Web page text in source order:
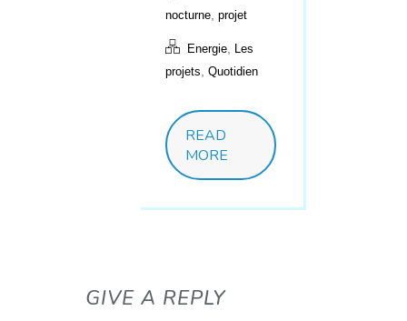
nocturne projet
Energie
Les
projets Quotidien
READ
MORE
GIVE A REPLY